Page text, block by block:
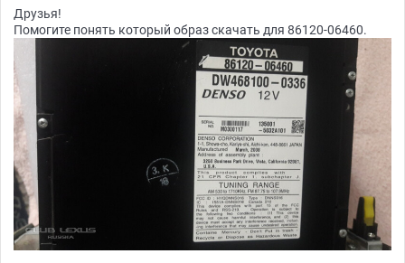
Друзья!
Помогите понять который образ скачать для 86120-06460.